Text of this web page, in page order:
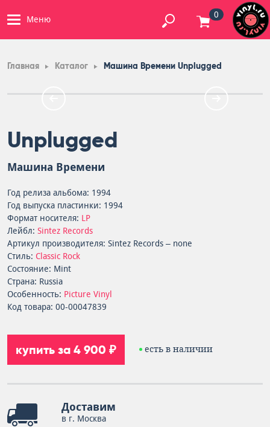
Меню 0
Главная Каталог Машина Времени Unplugged
Unplugged
Машина Времени
Год релиза альбома: 1994
Год выпуска пластинки: 1994
Формат носителя: LP
Лейбл: Sintez Records
Артикул производителя: Sintez Records – none
Стиль: Classic Rock
Состояние: Mint
Страна: Russia
Особенность: Picture Vinyl
Код товара: 00-00047839
купить за 4 900 ₽ есть в наличии
Доставим
в г. Москва